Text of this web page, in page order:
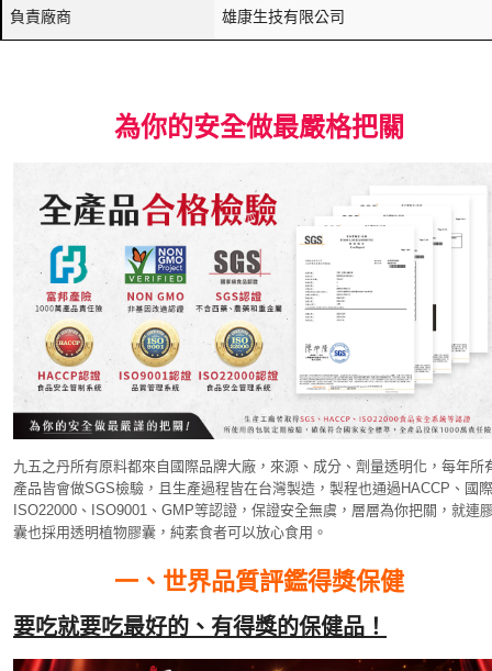
負責廠商 雄康生技有限公司
為你的安全做最嚴格把關
九五之丹所有原料都來自國際品牌大廠，來源、成分、劑量透明化，每年所
產品皆會做SGS檢驗，且生產過程皆在台灣製造，製程也通過HACCP、國際
ISO22000、ISO9001、GMP等認證，保證安全無虞，層層為你把關，就連
囊也採用透明植物膠囊，純素食者可以放心食用。
一、世界品質評鑑得獎保健
要吃就要吃最好的、有得獎的保健品！